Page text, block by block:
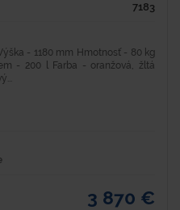
7183
- 1180 mm Hmotnosť - 80 kg
- 200 l Farba - oranžová, žltá
3 870 €